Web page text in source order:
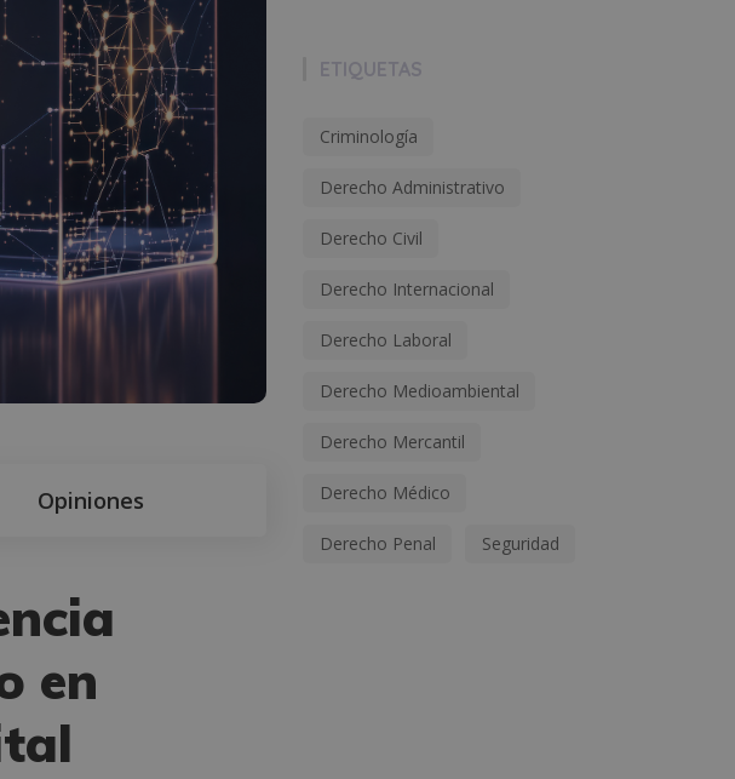
Opiniones
en
ETIQUETAS
Criminología
Derecho Administrativo
Derecho Civil
Derecho Internacional
Derecho Laboral
Derecho Medioambiental
Derecho Mercantil
Derecho Médico
Derecho Penal Seguridad